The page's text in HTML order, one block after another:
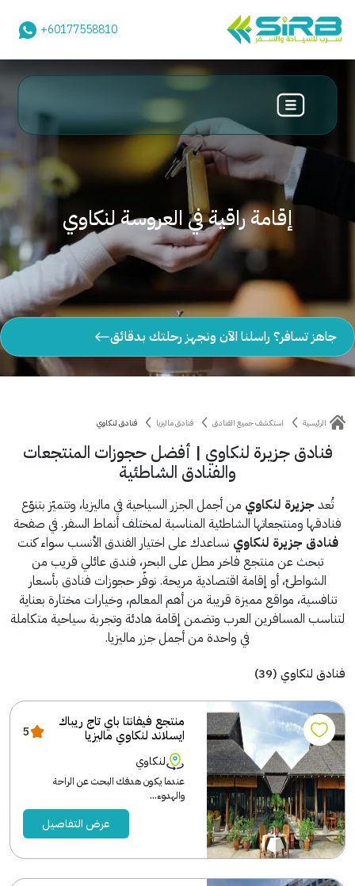
+60177558810
إقامة راقية في العروسة لنكاوي
جاهز تسافر؟ راسلنا الآن ونجهز رحلتك بدقائق
الرئيسية استكشف جميع الفنادق فنادق ماليزيا فنادق لنكاوي
فنادق جزيرة لنكاوي | أفضل حجوزات المنتجعات
والفنادق الشاطئية
تُعد جزيرة لنكاوي من أجمل الجزر السياحية في ماليزيا، وتتميّز بتنوّع
فنادقها ومنتجعاتها الشاطئية المناسبة لمختلف أنماط السفر. في صفحة
فنادق جزيرة لنكاوي نساعدك على اختيار الفندق الأنسب سواء كنت
تبحث عن منتجع فاخر مطل على البحر، فندق عائلي قريب من
الشواطئ، أو إقامة اقتصادية مريحة. نوفّر حجوزات فنادق بأسعار
تنافسية، مواقع مميزة قريبة من أهم المعالم، وخيارات مختارة بعناية
لتناسب المسافرين العرب وتضمن إقامة هادئة وتجربة سياحية متكاملة
في واحدة من أجمل جزر ماليزيا.
فنادق لنكاوي (39)
منتجع فيفانتا باي تاج ريباك
ايسلاند لنكاوي ماليزيا
5
لنكاوي
عندما يكون هدفك البحث عن الراحة
والهدوء...
عرض التفاصيل